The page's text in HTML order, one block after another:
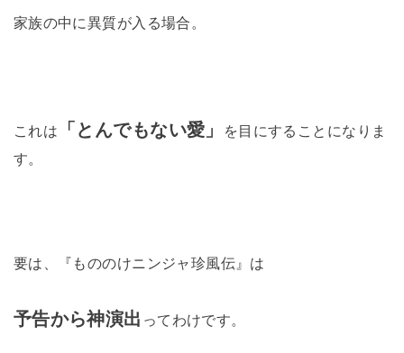
家族の中に異質が入る場合。
これは 「とんでもない愛」
を目にすることになりま
す。
要は、『もののけニンジャ珍風伝』は
予告から神演出 ってわけです。